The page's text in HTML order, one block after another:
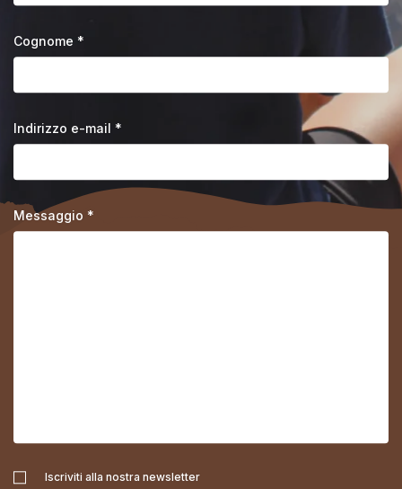
Cognome *
Indirizzo e-mail *
Messaggio *
Iscriviti alla nostra newsletter